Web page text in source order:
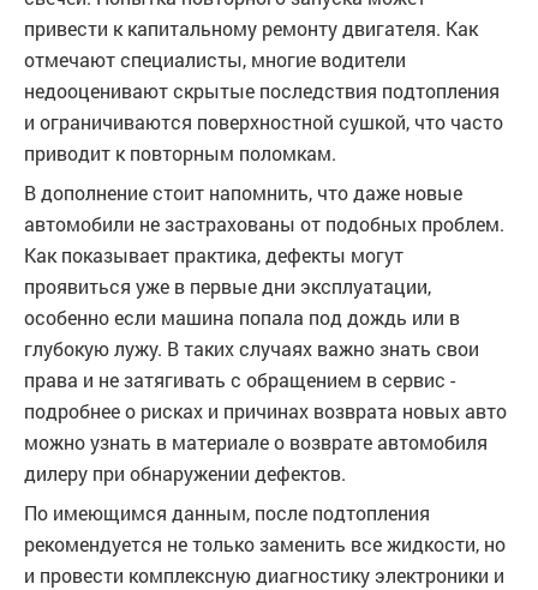
привести к капитальному ремонту двигателя. Как
отмечают специалисты, многие водители
недооценивают скрытые последствия подтопления
и ограничиваются поверхностной сушкой, что часто
приводит к повторным поломкам.
В дополнение стоит напомнить, что даже новые
автомобили не застрахованы от подобных проблем.
Как показывает практика, дефекты могут
проявиться уже в первые дни эксплуатации,
особенно если машина попала под дождь или в
глубокую лужу. В таких случаях важно знать свои
права и не затягивать с обращением в сервис -
подробнее о рисках и причинах возврата новых авто
можно узнать в материале о возврате автомобиля
дилеру при обнаружении дефектов.
По имеющимся данным, после подтопления
рекомендуется не только заменить все жидкости, но
и провести комплексную диагностику электроники и